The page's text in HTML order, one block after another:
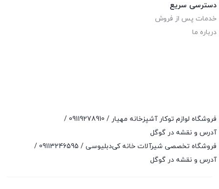
دسترسی سریع
خدمات پس از فروش
درباره ما
فروشگاه لوازم توکار آشپزخانه مهیار / 09119278910
/
آدرس و نقشه در گوگل
فروشگاه تخصصی شیرآلات خانه کی‌دبلیوسی / 09113246595
/
آدرس و نقشه در گوگل